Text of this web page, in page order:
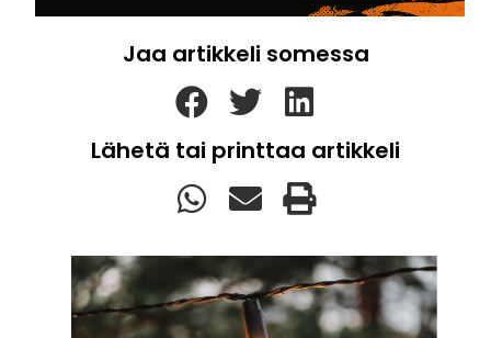
Jaa artikkeli somessa
Lähetä tai printtaa artikkeli